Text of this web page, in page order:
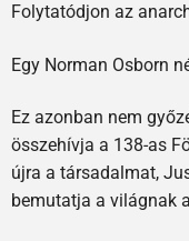
Folytatódjon az
Egy Norman Osborn
Ez azonban nem
összehívja a 138-as
újra a társadalmat,
bemutatja a világnak